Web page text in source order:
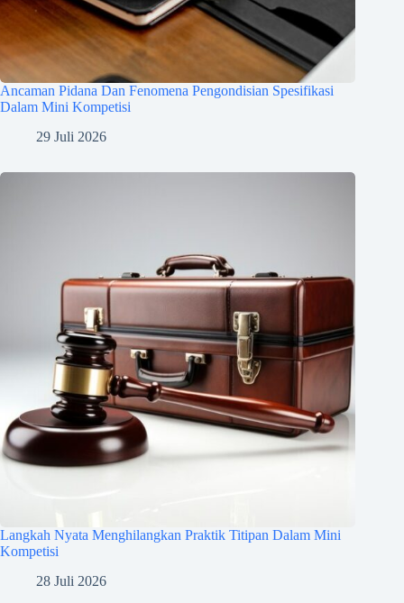
Ancaman Pidana Dan Fenomena Pengondisian Spesifikasi
Dalam Mini Kompetisi
29 Juli 2026
Langkah Nyata Menghilangkan Praktik Titipan Dalam Mini
Kompetisi
28 Juli 2026